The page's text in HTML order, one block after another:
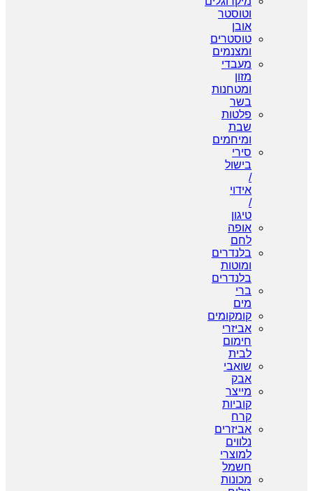
וטוסטר
אובן
טוסטרים
ומצנמים
מעבדי
מזון
ומטחנות
בשר
פלטות
שבת
ומיחמים
סירי
בישול
/
אידוי
/
טיגון
אופה
לחם
בלנדרים
ומוטות
בלנדרים
ברי
מים
קומקומים
אביזרי
חימום
לבית
שואבי
אבק
מייצר
קוביות
קרח
אביזרים
נלווים
למוצרי
חשמל
מכונות